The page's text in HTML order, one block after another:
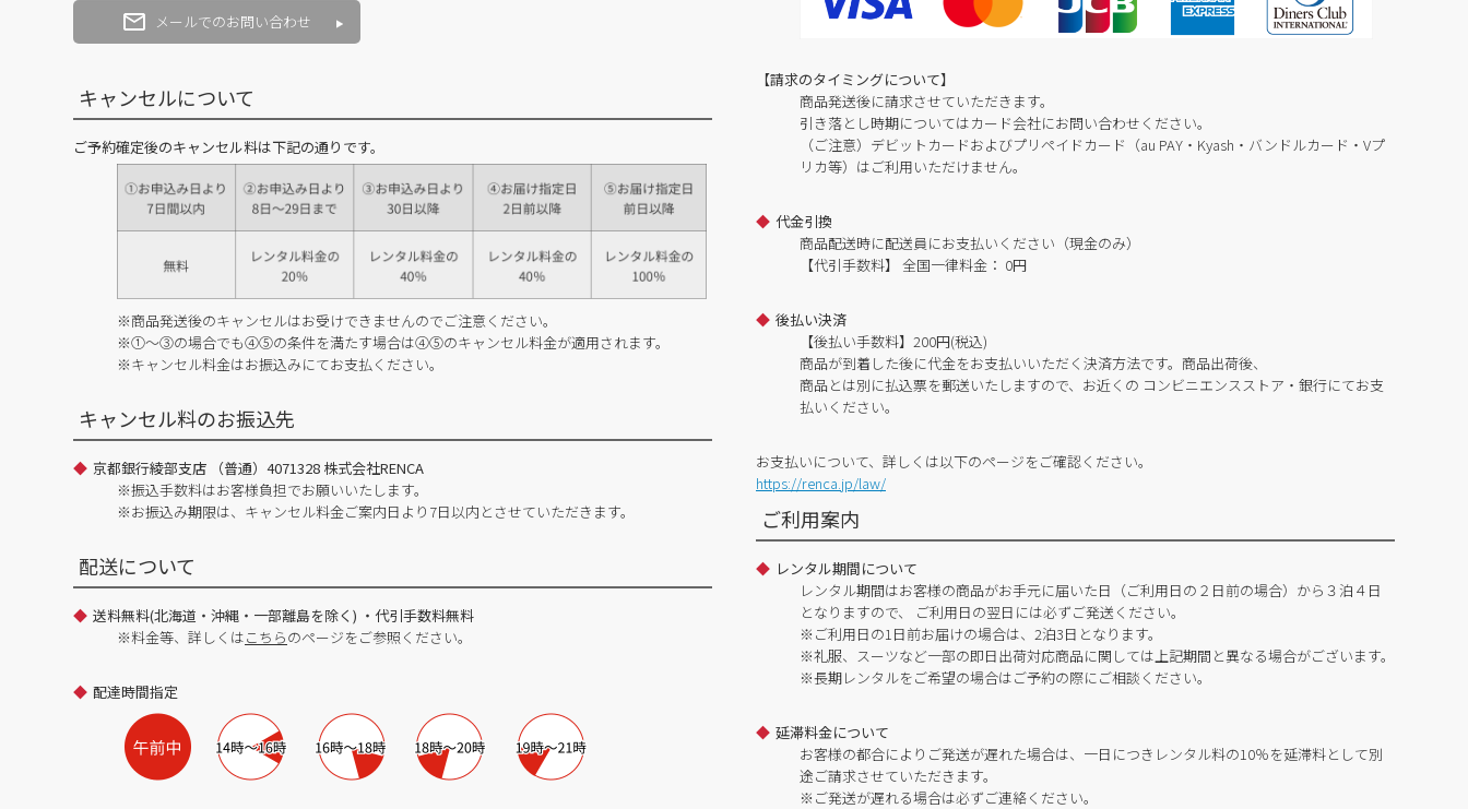
メールでのお問い合わせ
キャンセルについて
ご予約確定後のキャンセル料は下記の通りです。
※商品発送後のキャンセルはお受けできませんのでご注意ください。
※①～③の場合でも④⑤の条件を満たす場合は④⑤のキャンセル料金が適用されます。
※キャンセル料金はお振込みにてお支払ください。
キャンセル料のお振込先
京都銀行綾部支店 （普通）4071328 株式会社RENCA
※振込手数料はお客様負担でお願いいたします。
※お振込み期限は、キャンセル料金ご案内日より7日以内とさせていただきます。
配送について
送料無料(北海道・沖縄・一部離島を除く) ・代引手数料無料
※料金等、詳しくはこちらのページをご参照ください。
配達時間指定
【請求のタイミングについて】
商品発送後に請求させていただきます。
引き落とし時期についてはカード会社にお問い合わせください。
（ご注意）デビットカードおよびプリペイドカード（au PAY・Kyash・バンドルカード・Vプ
リカ等）はご利用いただけません。
代金引換
商品配送時に配送員にお支払いください（現金のみ）
【代引手数料】 全国一律料金： 0円
後払い決済
【後払い手数料】200円(税込)
商品が到着した後に代金をお支払いいただく決済方法です。商品出荷後、
商品とは別に払込票を郵送いたしますので、お近くの コンビニエンスストア・銀行にてお支
払いください。
お支払いについて、詳しくは以下のページをご確認ください。
https://renca.jp/law/
ご利用案内
レンタル期間について
レンタル期間はお客様の商品がお手元に届いた日（ご利用日の２日前の場合）から３泊４日
となりますので、 ご利用日の翌日には必ずご発送ください。
※ご利用日の1日前お届けの場合は、2泊3日となります。
※礼服、スーツなど一部の即日出荷対応商品に関しては上記期間と異なる場合がございます。
※長期レンタルをご希望の場合はご予約の際にご相談ください。
延滞料金について
お客様の都合によりご発送が遅れた場合は、一日につきレンタル料の10％を延滞料として別
途ご請求させていただきます。
※ご発送が遅れる場合は必ずご連絡ください。